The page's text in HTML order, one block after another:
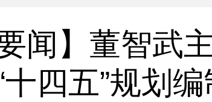
要闻】董智武
十四五”规划